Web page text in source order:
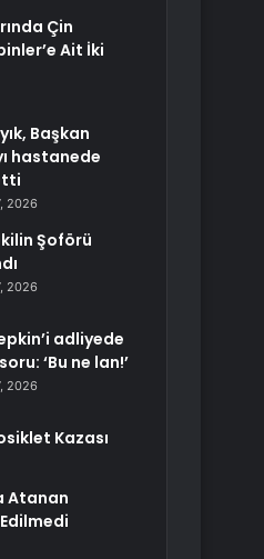
Çin
Ait İki
Başkan
hastanede
2026
Şoförü
2026
adliyede
‘Bu ne lan!’
2026
Kazası
Atanan